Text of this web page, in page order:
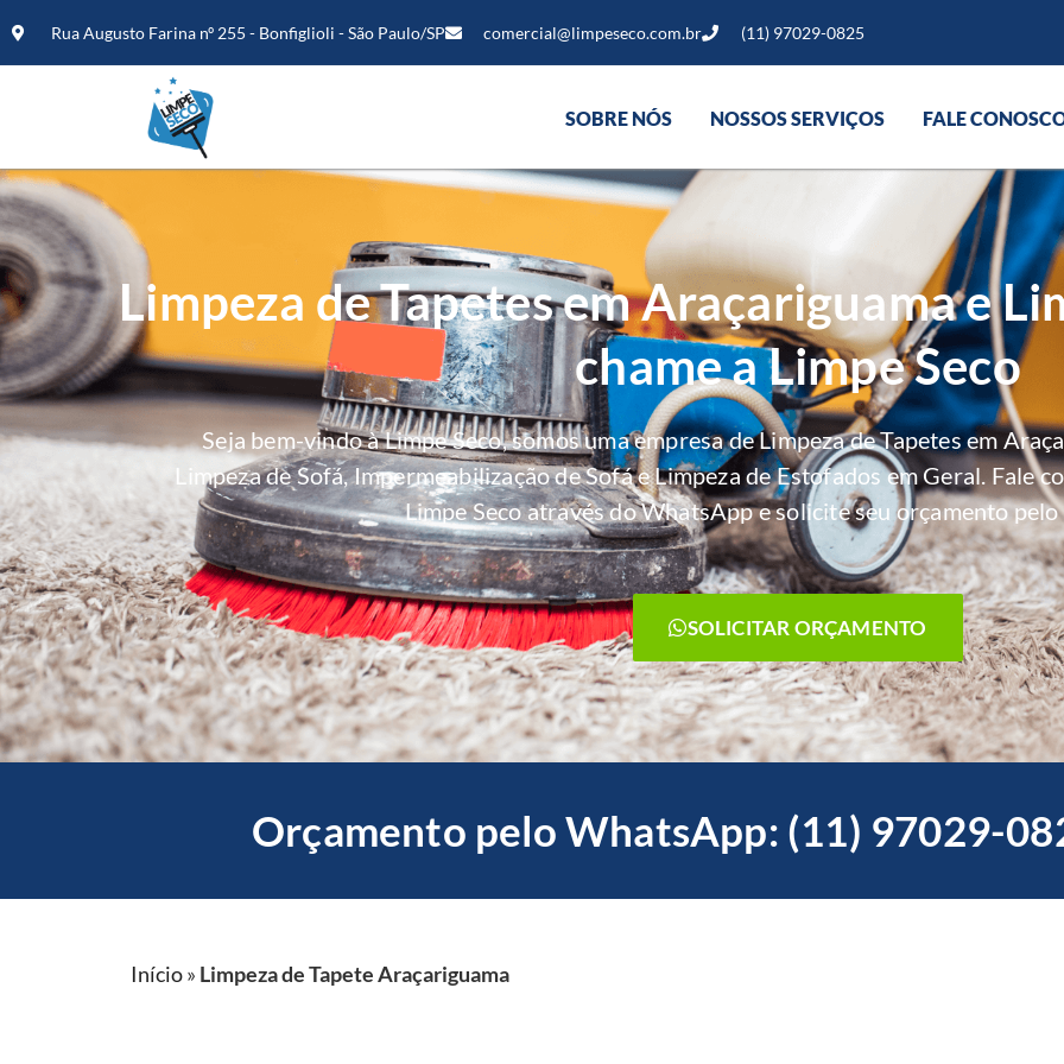
Rua Augusto Farina nº 255 - Bonfiglioli - São Paulo/SP comercial@limpeseco.com.br (11) 97029-0825
SOBRE NÓS NOSSOS SERVIÇOS FALE
Limpeza de Tapetes em Araçariguama e
chame a Limpe Seco
Seja bem-vindo à Limpe Seco, somos uma empresa de Limpeza de Tapetes em
Limpeza de Sofá, Impermeabilização de Sofá e Limpeza de Estofados em Geral. Fale
Limpe Seco através do WhatsApp e solicite seu orçamento
SOLICITAR ORÇAMENTO
Orçamento pelo WhatsApp: (11) 97029-
Início» Limpeza de Tapete Araçariguama